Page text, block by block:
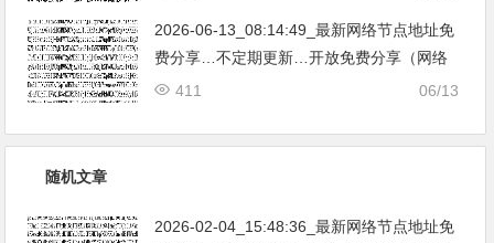
2026-06-13_08:14:49_最新网络节点地址免
费分享…不定期更新…开放免费分享（网络
免费节点香港|日本|韩国|新加坡|台湾|马来西
06/13
411
随机文章
2026-02-04_15:48:36_最新网络节点地址免